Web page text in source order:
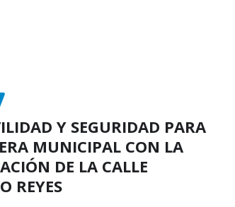
Y SEGURIDAD PARA
MUNICIPAL CON LA
DE LA CALLE
REYES